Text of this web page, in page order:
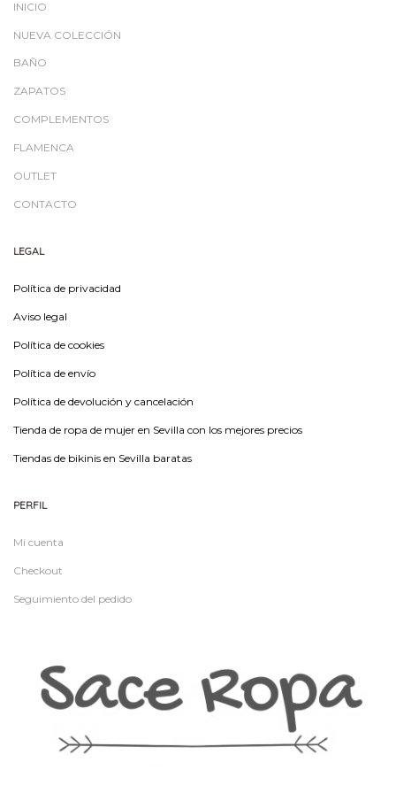
INICIO
NUEVA COLECCIÓN
BAÑO
ZAPATOS
COMPLEMENTOS
FLAMENCA
OUTLET
CONTACTO
LEGAL
Política de privacidad
Aviso legal
Política de cookies
Política de envío
Política de devolución y cancelación
Tienda de ropa de mujer en Sevilla con los mejores precios
Tiendas de bikinis en Sevilla baratas
PERFIL
Mi cuenta
Checkout
Seguimiento del pedido